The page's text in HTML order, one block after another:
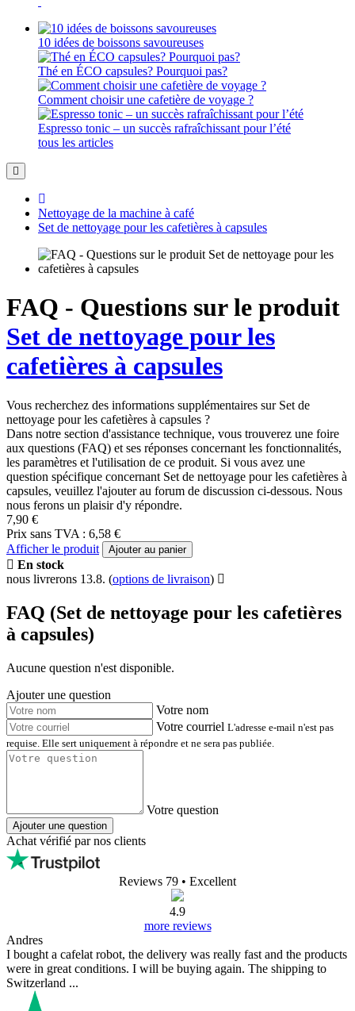
10 idées de boissons savoureuses
Thé en ÉCO capsules? Pourquoi pas?
Comment choisir une cafetière de voyage ?
Espresso tonic – un succès rafraîchissant pour l’été
tous les articles
Nettoyage de la machine à café
Set de nettoyage pour les cafetières à capsules
FAQ - Questions sur le produit
Set de nettoyage pour les
cafetières à capsules
Vous recherchez des informations supplémentaires sur Set de
nettoyage pour les cafetières à capsules ?
Dans notre section d'assistance technique, vous trouverez une foire
aux questions (FAQ) et ses réponses concernant les fonctionnalités,
les paramètres et l'utilisation de ce produit. Si vous avez une
question spécifique concernant Set de nettoyage pour les cafetières à
capsules, veuillez l'ajouter au forum de discussion ci-dessous. Nous
nous ferons un plaisir d'y répondre.
7,90 €
Prix sans TVA : 6,58 €
Afficher le produit
Ajouter au panier
En stock
nous livrerons 13.8. (options de livraison)
FAQ (Set de nettoyage pour les cafetières
à capsules)
Aucune question n'est disponible.
Ajouter une question
Votre nom
Votre courriel L'adresse e-mail n'est pas
requise. Elle sert uniquement à répondre et ne sera pas publiée.
Votre question
Ajouter une question
Achat vérifié par nos clients
Reviews 79 • Excellent
4.9
more reviews
Andres
I bought a cafelat robot, the delivery was really fast and the products
were in great conditions. I will be buying again. The shipping to
Switzerland ...